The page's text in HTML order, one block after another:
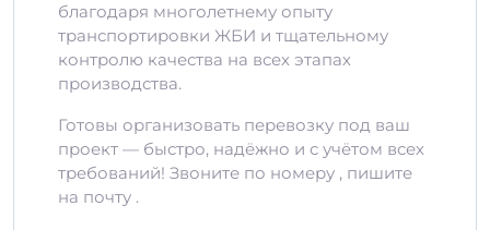
благодаря многолетнему опыту
транспортировки ЖБИ и тщательному
контролю качества на всех этапах
производства.
Готовы организовать перевозку под ваш
проект — быстро, надёжно и с учётом всех
требований! Звоните по номеру , пишите
на почту .